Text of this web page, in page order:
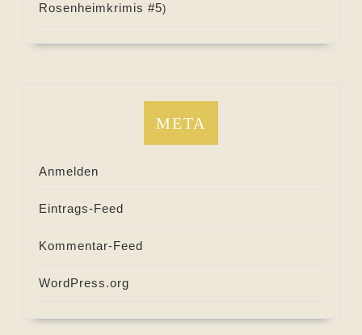
Rosenheimkrimis #5)
META
Anmelden
Eintrags-Feed
Kommentar-Feed
WordPress.org